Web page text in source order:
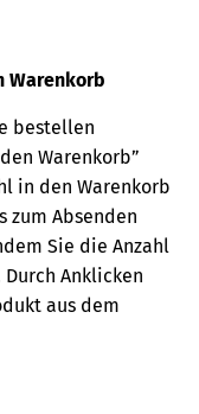
Warenkorb
bestellen
Warenkorb”
in den Warenkorb
zum Absenden
Sie die Anzahl
Anklicken
aus dem